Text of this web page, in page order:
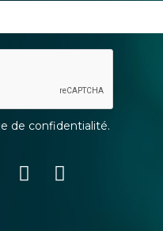
de confidentialité.